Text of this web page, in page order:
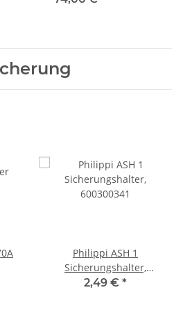
Philippi ASH 1
Sicherungshalter,
600300341
2,49 € *